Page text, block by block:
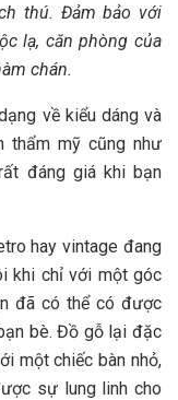
thú. Đảm bảo với
lạ, căn phòng của
chán.
về kiểu dáng và
thẩm mỹ cũng như
đáng giá khi bạn
hay vintage đang
khi chỉ với một góc
đã có thể có được
bè. Đồ gỗ lại đặc
một chiếc bàn nhỏ,
sự lung linh cho